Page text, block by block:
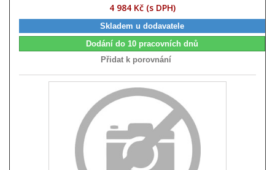
4 984 Kč (s DPH)
Skladem u dodavatele
Dodání do 10 pracovních dnů
Přidat k porovnání